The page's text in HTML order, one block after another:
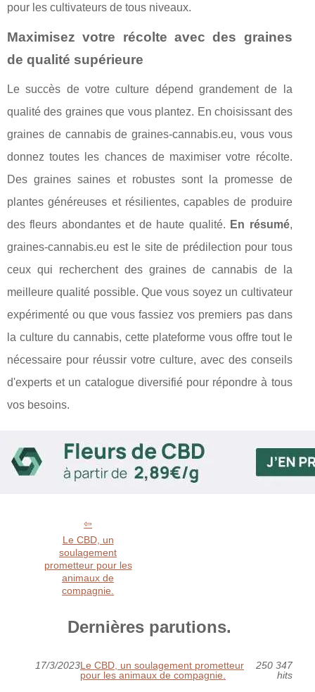
pour les cultivateurs de tous niveaux.
Maximisez votre récolte avec des graines
de qualité supérieure
Le succès de votre culture dépend grandement de la
qualité des graines que vous plantez. En choisissant des
graines de cannabis de graines-cannabis.eu, vous vous
donnez toutes les chances de maximiser votre récolte.
Des graines saines et robustes sont la promesse de
plantes généreuses et résilientes, capables de produire
des fleurs abondantes et de haute qualité. En résumé,
graines-cannabis.eu est le site de prédilection pour tous
ceux qui recherchent des graines de cannabis de la
meilleure qualité possible. Que vous soyez un cultivateur
expérimenté ou que vous fassiez vos premiers pas dans
la culture du cannabis, cette plateforme vous offre tout le
nécessaire pour réussir votre culture, avec des conseils
d'experts et un catalogue diversifié pour répondre à tous
vos besoins.
Le CBD, un
soulagement
prometteur pour les
animaux de
compagnie.
Dernières parutions.
17/3/2023Le CBD, un soulagement prometteur
pour les animaux de compagnie.
250 347
hits